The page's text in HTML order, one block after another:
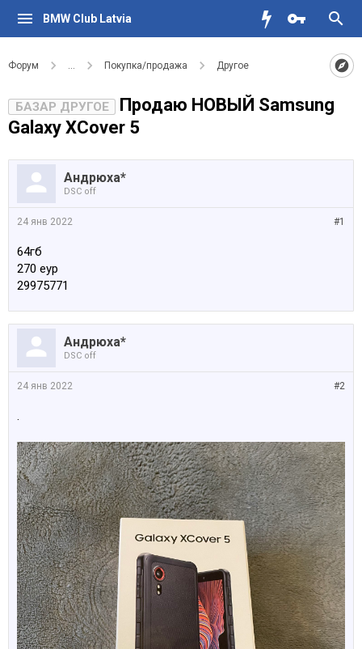
BMW Club Latvia
Форум ... Покупка/продажа Другое
БАЗАР ДРУГОЕ
Продаю НОВЫЙ Samsung
Galaxy XCover 5
Андрюха*
DSC off
#1
24 янв 2022
64гб
270 еур
29975771
Андрюха*
DSC off
#2
24 янв 2022
.